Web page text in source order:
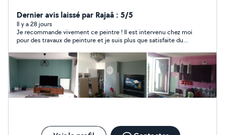
Dernier avis laissé par Rajaâ : 5/5
Il y a 28 jours
Je recommande vivement ce peintre ! Il est intervenu chez moi
pour des travaux de peinture et je suis plus que satisfaite du
précision, les finitions sont impeccables. En plus d’être très
professionnel, il a été rapide tout en respectant les délais
annoncés. C’est très appréciable de tomber sur des personnes
comme ça. C’est une personne sérieuse, ponctuelle et à
l’écoute. Je n’hésiterai pas à refaire appel à lui et à le
recommander autour de moi les yeux fermés !